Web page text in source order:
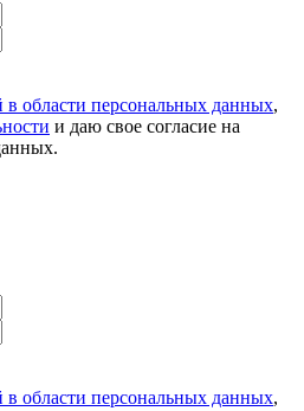
области персональных данных,
и даю свое согласие на
области персональных данных,